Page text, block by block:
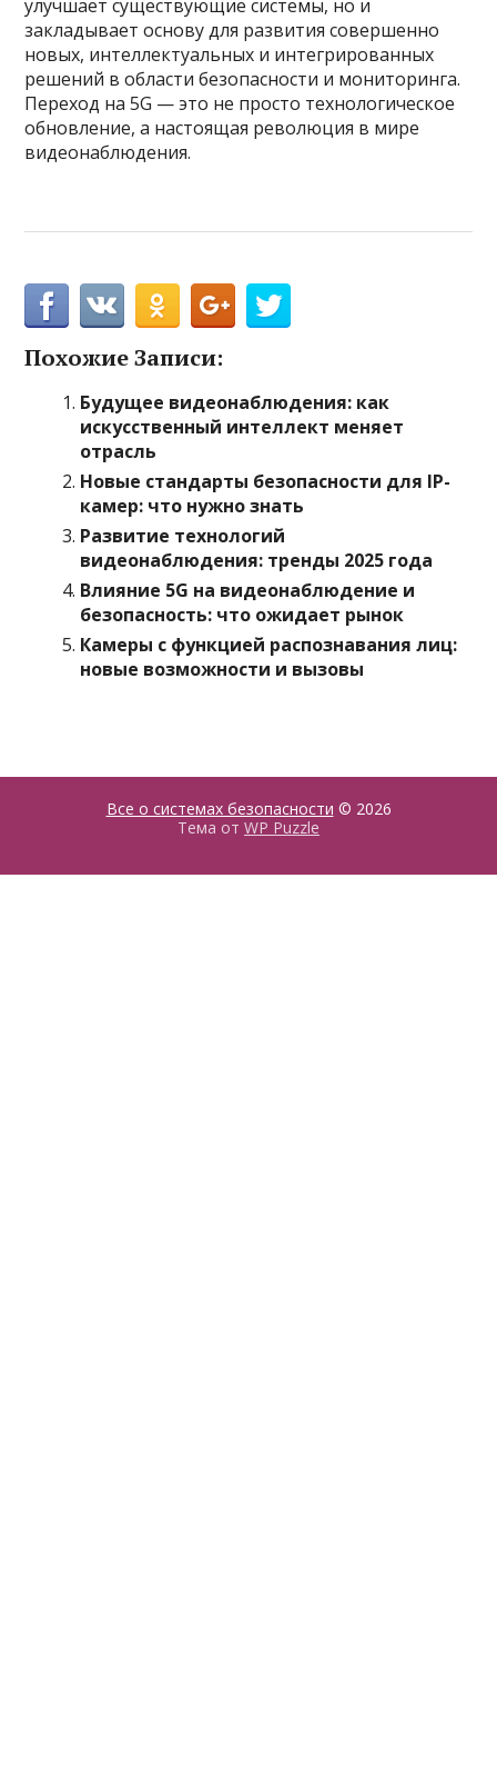
улучшает существующие системы, но и
закладывает основу для развития совершенно
новых, интеллектуальных и интегрированных
решений в области безопасности и мониторинга.
Переход на 5G — это не просто технологическое
обновление, а настоящая революция в мире
видеонаблюдения.
Похожие Записи:
Будущее видеонаблюдения: как
искусственный интеллект меняет
отрасль
Новые стандарты безопасности для IP-
камер: что нужно знать
Развитие технологий
видеонаблюдения: тренды 2025 года
Влияние 5G на видеонаблюдение и
безопасность: что ожидает рынок
Камеры с функцией распознавания лиц:
новые возможности и вызовы
Все о системах безопасности © 2026
Тема от WP Puzzle